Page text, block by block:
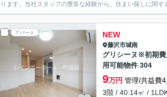
ります。当社スタッフの豊富な経験から、住まい探しに関
アパート NEW
藤沢市城南
グリシーヌ※初期費
用可能物件 304
9万円 管理/共益費
3階 / 40.14㎡ /